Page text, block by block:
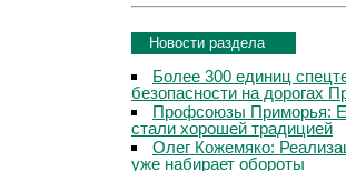
Новости раздела
Более 300 единиц
безопасности на дорогах
Профсоюзы Приморья:
стали хорошей традицией
Олег Кожемяко:
уже набирает обороты